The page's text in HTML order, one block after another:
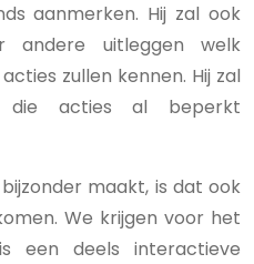
aanmerken. Hij zal ook
andere uitleggen welk
zullen kennen. Hij zal
die acties al beperkt
maakt, is dat ook
We krijgen voor het
een deels interactieve